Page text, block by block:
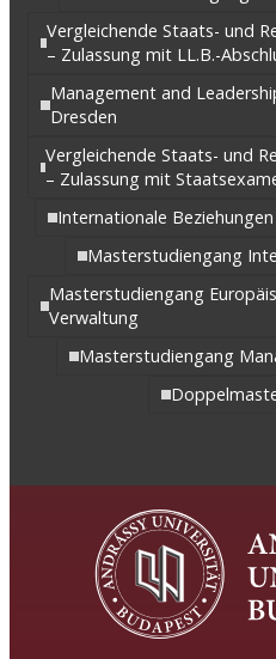
Vergleichende Staats- und
– Zulassung mit LL.B.-
Management and
Dresden
Vergleichende Staats- und
– Zulassung mit
Internationale
Masterstudiengang
Masterstudiengang
Verwaltung
Masterstudiengang